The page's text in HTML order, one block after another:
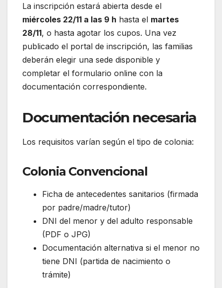
La inscripción estará abierta desde el
miércoles 22/11 a las 9 h hasta el martes
28/11, o hasta agotar los cupos. Una vez
publicado el portal de inscripción, las familias
deberán elegir una sede disponible y
completar el formulario online con la
documentación correspondiente.
Documentación necesaria
Los requisitos varían según el tipo de colonia:
Colonia Convencional
Ficha de antecedentes sanitarios (firmada
por padre/madre/tutor)
DNI del menor y del adulto responsable
(PDF o JPG)
Documentación alternativa si el menor no
tiene DNI (partida de nacimiento o
trámite)